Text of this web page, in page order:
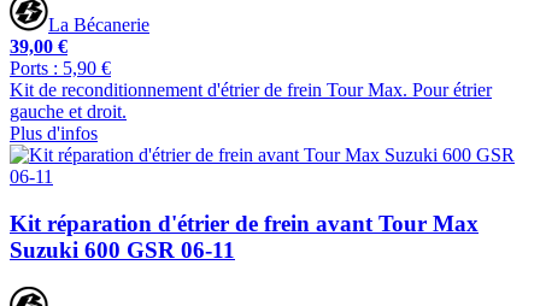
La Bécanerie
39,00 €
Ports : 5,90 €
Kit de reconditionnement d'étrier de frein Tour Max. Pour étrier
gauche et droit.
Plus d'infos
Kit réparation d'étrier de frein avant Tour Max
Suzuki 600 GSR 06-11